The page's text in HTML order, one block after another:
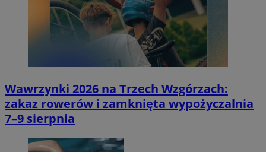
Wawrzynki 2026 na Trzech Wzgórzach:
zakaz rowerów i zamknięta wypożyczalnia
7–9 sierpnia